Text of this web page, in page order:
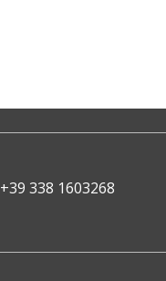
+39 338 1603268